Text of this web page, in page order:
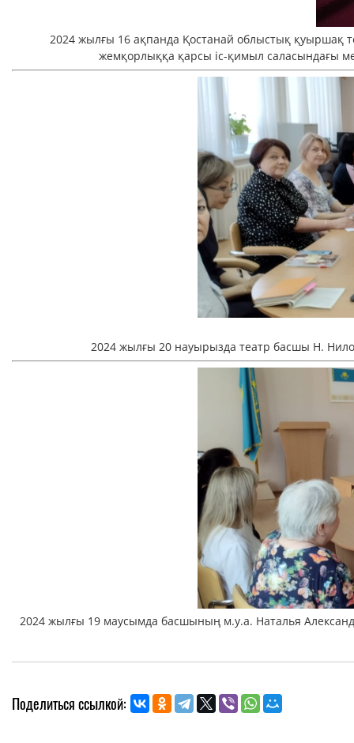
2024 жылғы 16 ақпанда Қостанай облыстық қуыршақ
жемқорлыққа қарсы іс-қимыл саласындағы
2024 жылғы 20 науырызда театр басшы Н.
2024 жылғы 19 маусымда басшының м.у.а. Наталья
Поделиться ссылкой: